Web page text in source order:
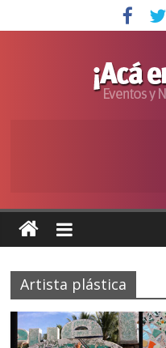
Artista plástica